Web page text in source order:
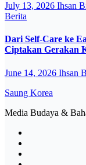
July 13, 2026 Ihsan
Berita
Dari Self-Care ke
Ciptakan Gerakan
June 14, 2026 Ihsan
Saung Korea
Media Budaya &